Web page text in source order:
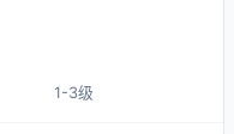
1-3级